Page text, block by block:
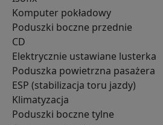
Komputer pokładowy
Poduszki boczne przednie
CD
Elektrycznie ustawiane lusterka
Poduszka powietrzna pasażera
ESP (stabilizacja toru jazdy)
Klimatyzacja
Poduszki boczne tylne